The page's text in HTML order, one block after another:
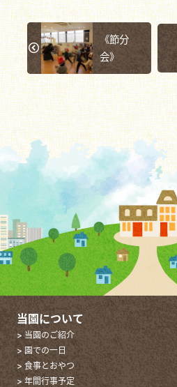
《節分
会》
当園について
> 当園のご紹介
> 園での一日
> 食事とおやつ
> 年間行事予定